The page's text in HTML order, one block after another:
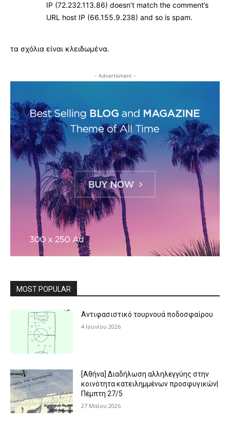
IP (72.232.113.86) doesn’t match the comment’s
URL host IP (66.155.9.238) and so is spam.
τα σχόλια είναι κλειδωμένα.
- Advertisment -
MOST POPULAR
Αντιφασιστικό τουρνουά ποδοσφαίρου
4 Ιουνίου 2026
[Αθήνα] Διαδήλωση αλληλεγγύης στην
κοινότητα κατειλημμένων προσφυγικών|
Πέμπτη 27/5
27 Μαΐου 2026